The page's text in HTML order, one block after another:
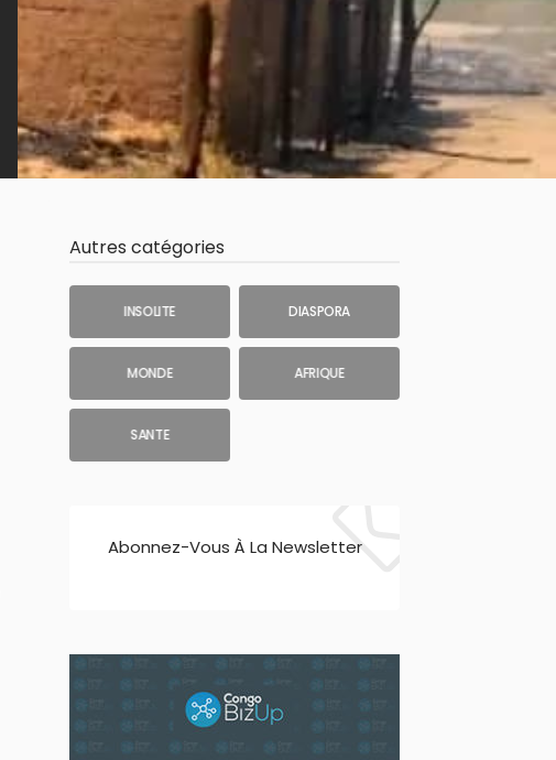
Autres catégories
INSOLITE DIASPORA
MONDE AFRIQUE
SANTE
Abonnez-Vous À La Newsletter